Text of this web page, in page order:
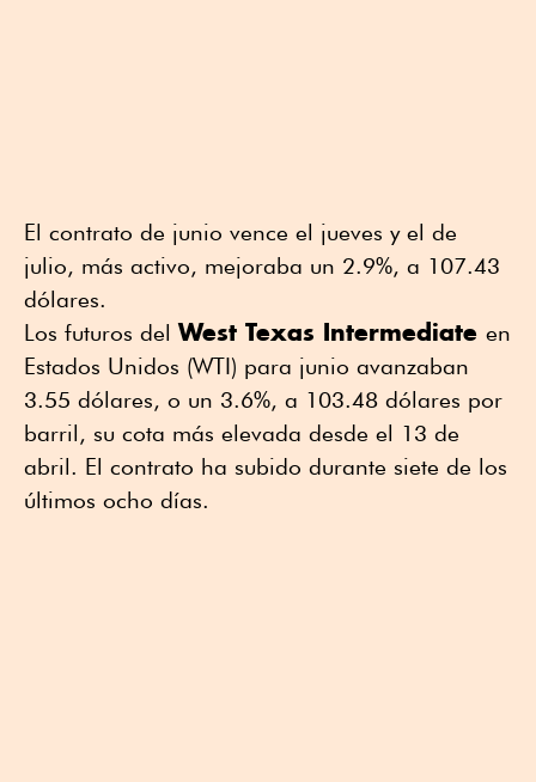
El contrato de junio vence el jueves y el de
julio, más activo, mejoraba un 2.9%, a 107.43
dólares.
Los futuros delWest Texas Intermediate en
Estados Unidos (WTI) para junio avanzaban
3.55 dólares, o un 3.6%, a 103.48 dólares por
barril, su cota más elevada desde el 13 de
abril. El contrato ha subido durante ⁠siete de los
últimos ocho días.